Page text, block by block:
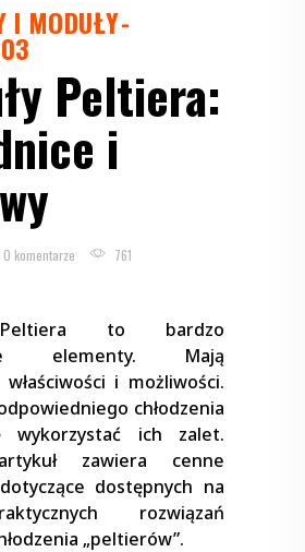
I MODUŁY
Peltiera:
i
0 komentarze 761
to bardzo
elementy. Mają
właściwości i możliwości.
chłodzenia
ich zalet.
zawiera cenne
dostępnych na
rozwiązań
„peltierów”.